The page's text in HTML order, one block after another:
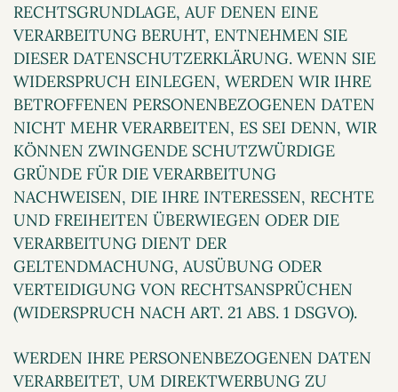
RECHTSGRUNDLAGE, AUF DENEN EINE
VERARBEITUNG BERUHT, ENTNEHMEN SIE
DIESER DATENSCHUTZERKLÄRUNG. WENN SIE
WIDERSPRUCH EINLEGEN, WERDEN WIR IHRE
BETROFFENEN PERSONENBEZOGENEN DATEN
NICHT MEHR VERARBEITEN, ES SEI DENN, WIR
KÖNNEN ZWINGENDE SCHUTZWÜRDIGE
GRÜNDE FÜR DIE VERARBEITUNG
NACHWEISEN, DIE IHRE INTERESSEN, RECHTE
UND FREIHEITEN ÜBERWIEGEN ODER DIE
VERARBEITUNG DIENT DER
GELTENDMACHUNG, AUSÜBUNG ODER
VERTEIDIGUNG VON RECHTSANSPRÜCHEN
(WIDERSPRUCH NACH ART. 21 ABS. 1 DSGVO).
WERDEN IHRE PERSONENBEZOGENEN DATEN
VERARBEITET, UM DIREKTWERBUNG ZU